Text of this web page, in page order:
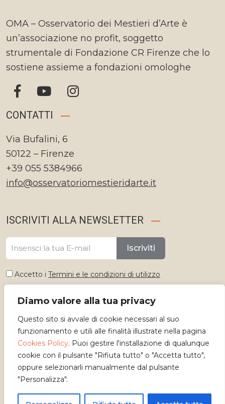
Diamo valore alla tua privacy
Questo sito si avvale di cookie necessari al suo
funzionamento e utili alle finalità illustrate nella pagina
Cookies Policy. Puoi gestire l'installazione di qualunque
cookie con il pulsante "Rifiuta tutto" o "Accetta tutto",
oppure selezionarli manualmente dal pulsante
"Personalizza".
OMA – Osservatorio dei Mestieri d’Arte è
un’associazione no profit, soggetto
strumentale di Fondazione CR Firenze che lo
sostiene assieme a fondazioni omologhe
CONTATTI
Via Bufalini, 6
50122 – Firenze
+39 055 5384966
info@osservatoriomestieridarte.it
ISCRIVITI ALLA NEWSLETTER
Iscriviti
Accetto i Termini e le condizioni di utilizzo
Seleziona lingua
Italiano